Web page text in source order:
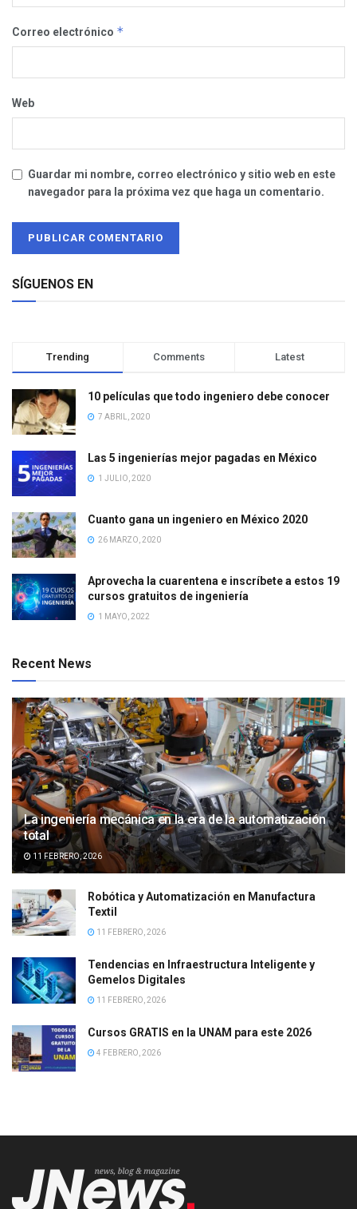
Correo electrónico *
Web
Guardar mi nombre, correo electrónico y sitio web en este
navegador para la próxima vez que haga un comentario.
SÍGUENOS EN
Trending Comments Latest
10 películas que todo ingeniero debe conocer
7 ABRIL, 2020
Las 5 ingenierías mejor pagadas en México
1 JULIO, 2020
Cuanto gana un ingeniero en México 2020
26 MARZO, 2020
Aprovecha la cuarentena e inscríbete a estos 19
cursos gratuitos de ingeniería
1 MAYO, 2022
Recent News
La ingeniería mecánica en la era de la automatización
total
11 FEBRERO, 2026
Robótica y Automatización en Manufactura
Textil
11 FEBRERO, 2026
Tendencias en Infraestructura Inteligente y
Gemelos Digitales
11 FEBRERO, 2026
Cursos GRATIS en la UNAM para este 2026
4 FEBRERO, 2026